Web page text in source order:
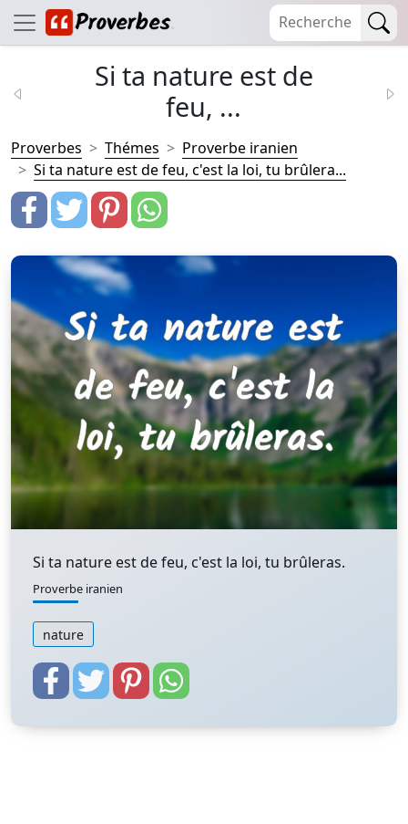
Si ta nature est de
feu, ...
Proverbes Thémes
Proverbe iranien
Si ta nature est de feu, c'est la loi, tu brûlera...
Si ta nature est de feu, c'est la loi, tu brûleras.
Proverbe iranien
nature